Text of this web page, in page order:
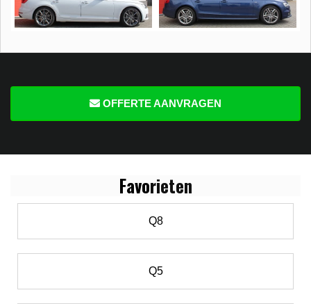
OFFERTE AANVRAGEN
Favorieten
Q8
Q5